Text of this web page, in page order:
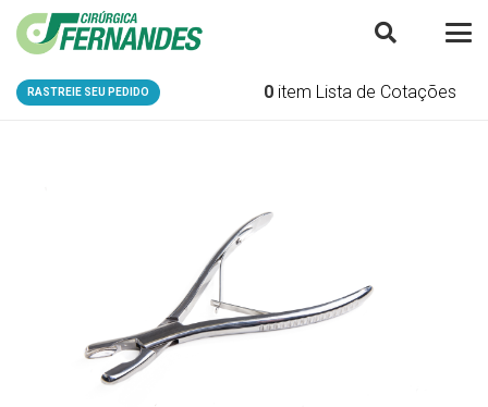
RASTREIE SEU PEDIDO 0 item Lista de Cotações